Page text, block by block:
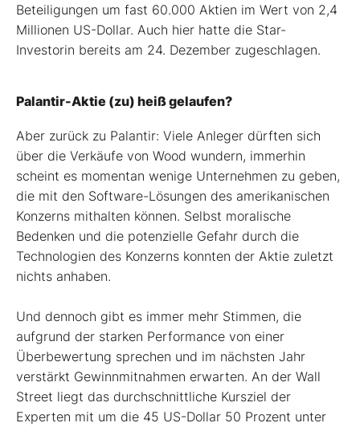
Beteiligungen um fast 60.000 Aktien im Wert von 2,4
Millionen US-Dollar. Auch hier hatte die Star-
Investorin bereits am 24. Dezember zugeschlagen.
Palantir-Aktie (zu) heiß gelaufen?
Aber zurück zu Palantir: Viele Anleger dürften sich
über die Verkäufe von Wood wundern, immerhin
scheint es momentan wenige Unternehmen zu geben,
die mit den Software-Lösungen des amerikanischen
Konzerns mithalten können. Selbst moralische
Bedenken und die potenzielle Gefahr durch die
Technologien des Konzerns konnten der Aktie zuletzt
nichts anhaben.
Und dennoch gibt es immer mehr Stimmen, die
aufgrund der starken Performance von einer
Überbewertung sprechen und im nächsten Jahr
verstärkt Gewinnmitnahmen erwarten. An der Wall
Street liegt das durchschnittliche Kursziel der
Experten mit um die 45 US-Dollar 50 Prozent unter